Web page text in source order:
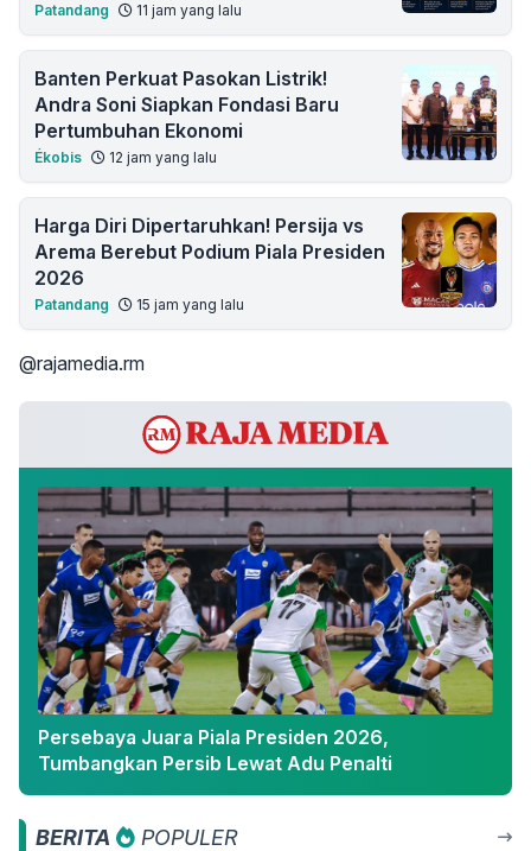
Patandang 11 jam yang lalu
Banten Perkuat Pasokan Listrik!
Andra Soni Siapkan Fondasi Baru
Pertumbuhan Ekonomi
Ékobis 12 jam yang lalu
Harga Diri Dipertaruhkan! Persija vs
Arema Berebut Podium Piala Presiden
2026
Patandang 15 jam yang lalu
@rajamedia.rm
Persebaya Juara Piala Presiden 2026,
Tumbangkan Persib Lewat Adu Penalti
BERITA POPULER